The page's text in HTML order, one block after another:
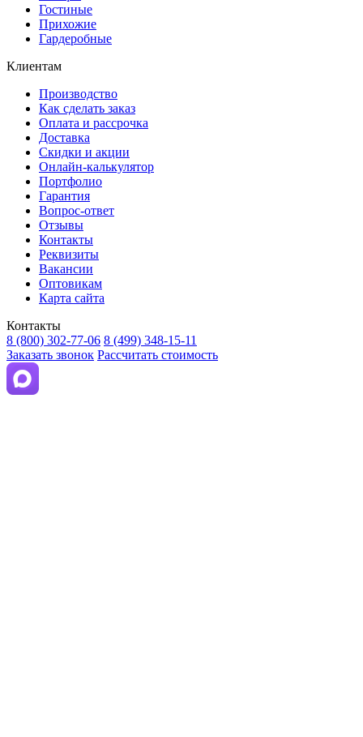
Гостиные
Прихожие
Гардеробные
Клиентам
Производство
Как сделать заказ
Оплата и рассрочка
Доставка
Скидки и акции
Онлайн-калькулятор
Портфолио
Гарантия
Вопрос-ответ
Отзывы
Контакты
Реквизиты
Вакансии
Оптовикам
Карта сайта
Контакты
8 (800) 302-77-06 8 (499) 348-15-11
Заказать звонок Рассчитать стоимость